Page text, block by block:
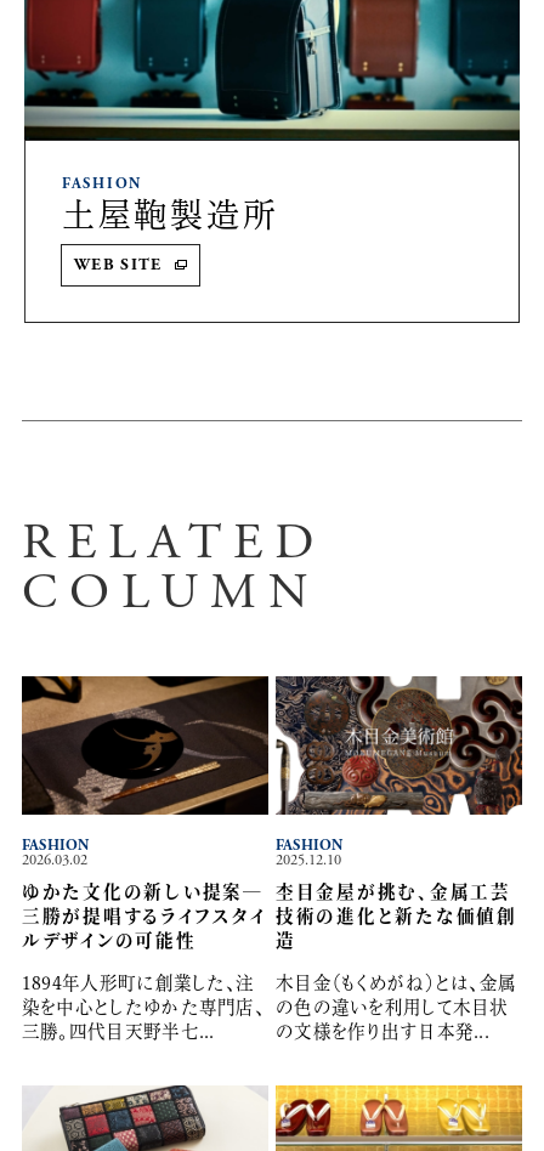
FASHION
土屋鞄製造所
WEB SITE
RELATED
COLUMN
2026.03.02
ゆかた文化の新しい提案―
三勝が提唱するライフスタイ
ルデザインの可能性
1894年人形町に創業した、注
染を中心としたゆかた専門店、
三勝。四代目天野半七...
FASHION
2025.12.10
杢目金屋が挑む、金属工芸
技術の進化と新たな価値創
造
木目金（もくめがね）とは、金属
の色の違いを利用して木目状
の文様を作り出す日本発...
FASHION